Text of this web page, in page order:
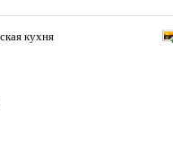
кухня